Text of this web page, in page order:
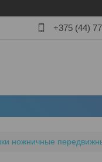
+375 (44)
ножничные